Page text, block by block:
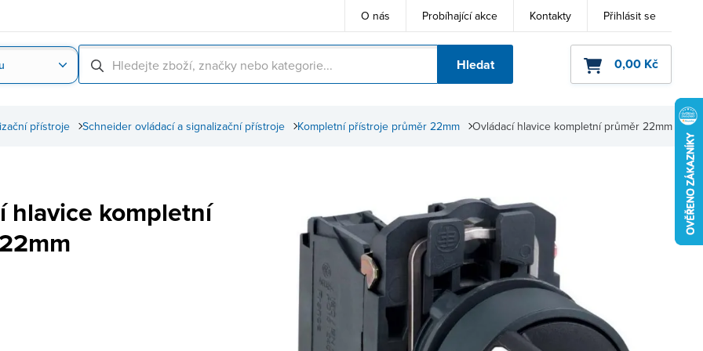
O nás Probíhající akce Kontakty Přihlásit se
Hledat 0,00 Kč
Ovládací hlavice kompletní průměr 22mm
Kompletní přístroje průměr 22mm
Schneider ovládací a signalizační přístroje
přístroje
hlavice kompletní